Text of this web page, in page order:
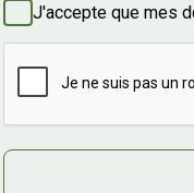
J'accepte que mes